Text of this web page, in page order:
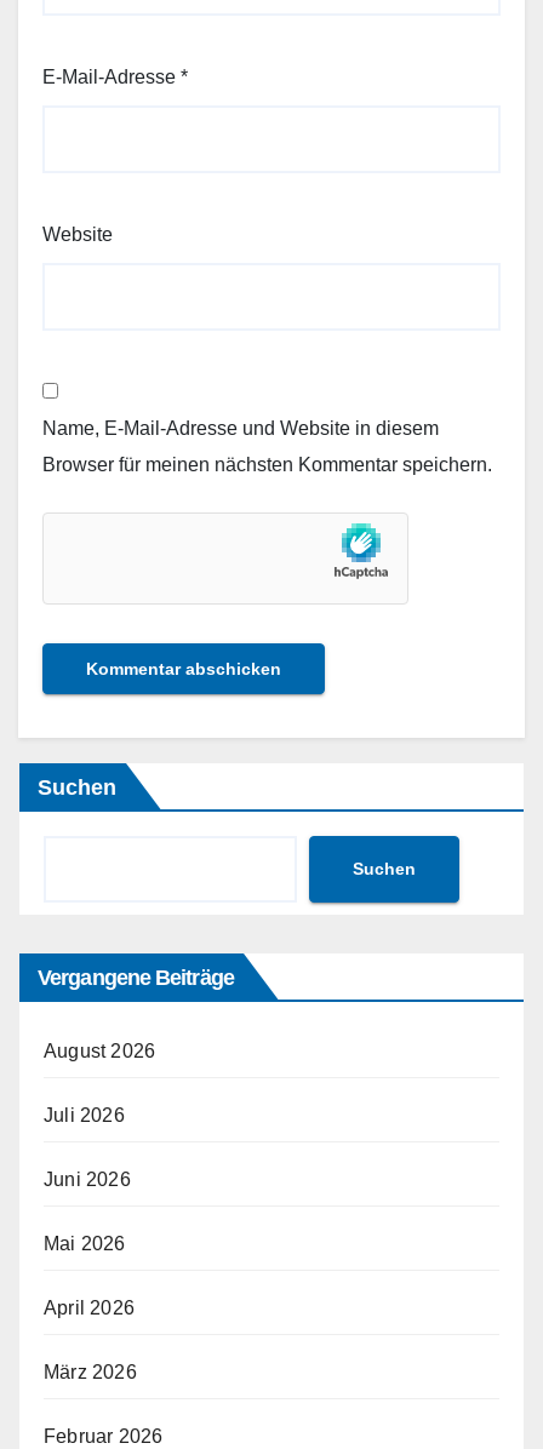
E-Mail-Adresse *
Website
Name, E-Mail-Adresse und Website in diesem
Browser für meinen nächsten Kommentar speichern.
Suchen
Suchen
Vergangene Beiträge
August 2026
Juli 2026
Juni 2026
Mai 2026
April 2026
März 2026
Februar 2026